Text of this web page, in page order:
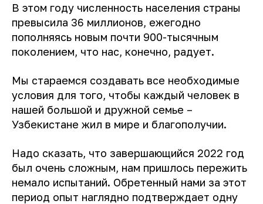
В этом году численность населения страны
превысила 36 миллионов, ежегодно
пополняясь новым почти 900-тысячным
поколением, что нас, конечно, радует.
Мы стараемся создавать все необходимые
условия для того, чтобы каждый человек в
нашей большой и дружной семье –
Узбекистане жил в мире и благополучии.
Надо сказать, что завершающийся 2022 год
был очень сложным, нам пришлось пережить
немало испытаний. Обретенный нами за этот
период опыт наглядно подтверждает одну